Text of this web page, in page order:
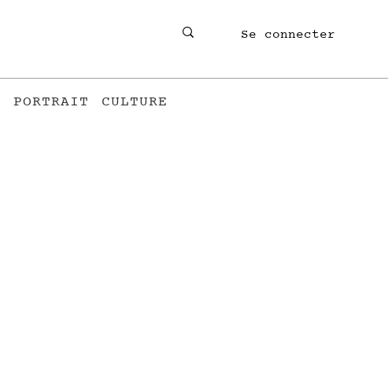
Se connecter
PORTRAIT CULTURE